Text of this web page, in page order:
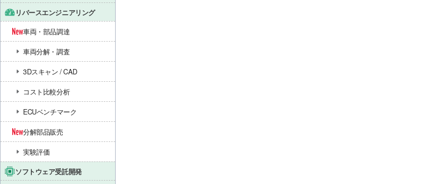
リバースエンジニアリング
車両・部品調達
車両分解・調査
3Dスキャン / CAD
コスト比較分析
ECUベンチマーク
分解部品販売
実験評価
ソフトウェア受託開発